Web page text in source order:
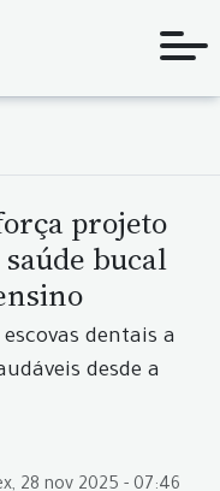
projeto
bucal
dentais a
desde a
28 nov 2025 - 07:46